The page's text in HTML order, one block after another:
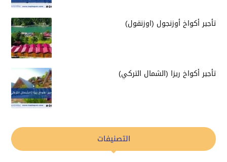
تأجير أكواخ أوزنجول (اوزنقول)
تأجير أكواخ ريزا (الشمال التركي)
التصنيفات